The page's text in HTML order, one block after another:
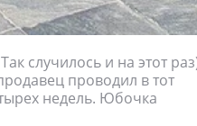
случилось и на этот
проводил в тот
недель. Юбочка